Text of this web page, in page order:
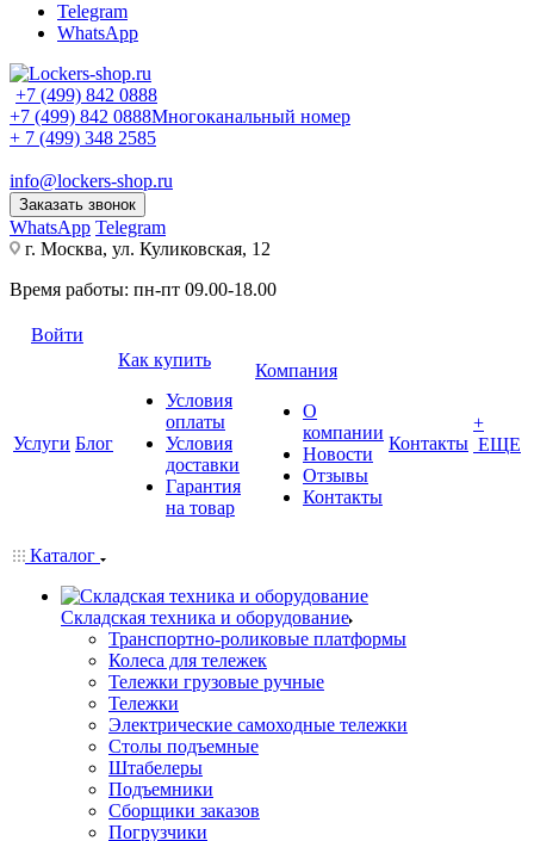
Telegram
WhatsApp
+7 (499) 842 0888
+7 (499) 842 0888Многоканальный номер
+ 7 (499) 348 2585
info@lockers-shop.ru
Заказать звонок
WhatsApp Telegram
г. Москва, ул. Куликовская, 12
Время работы: пн-пт 09.00-18.00
Войти
Услуги Блог
Как купить
Условия
оплаты
Условия
доставки
Гарантия
на товар
Компания
О
компании
Новости
Отзывы
Контакты
Контакты
+
ЕЩЕ
Каталог
Складская техника и оборудование
Транспортно-роликовые платформы
Колеса для тележек
Тележки грузовые ручные
Тележки
Электрические самоходные тележки
Столы подъемные
Штабелеры
Подъемники
Сборщики заказов
Погрузчики